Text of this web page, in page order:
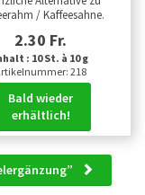
/ Kaffeesahne.
2.30 Fr.
: 10 St. à 10 g
218
Bald wieder
erhältlich!